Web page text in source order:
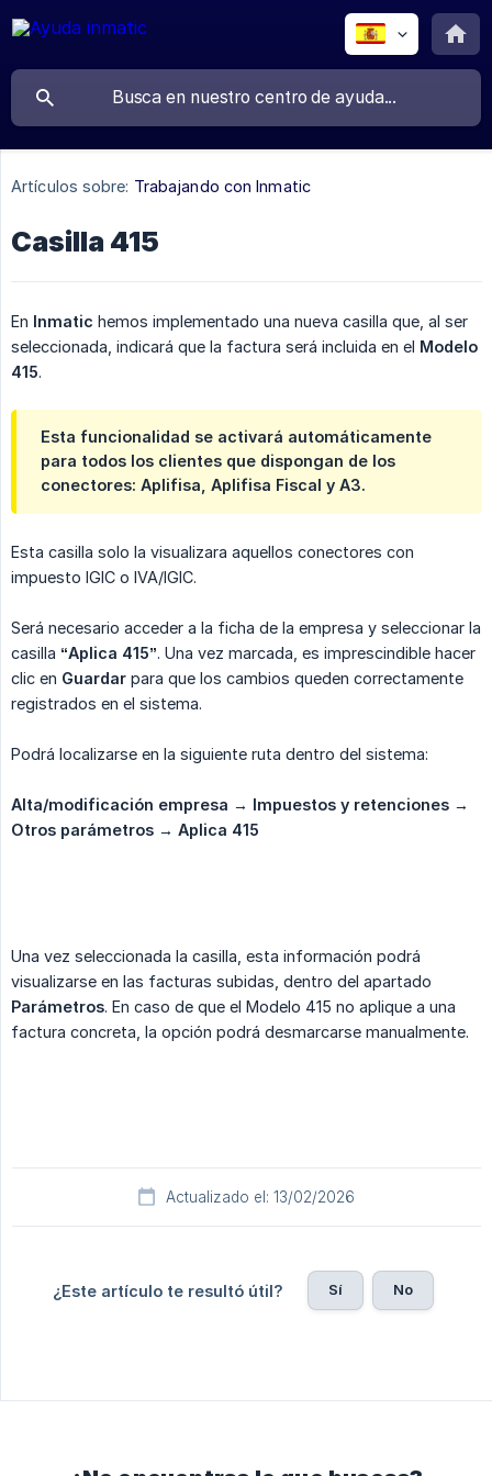
Artículos sobre: Trabajando con Inmatic
Casilla 415
En Inmatic hemos implementado una nueva casilla que, al ser
seleccionada, indicará que la factura será incluida en el Modelo
415.
Esta funcionalidad se activará automáticamente
para todos los clientes que dispongan de los
conectores: Aplifisa, Aplifisa Fiscal y A3.
Esta casilla solo la visualizara aquellos conectores con
impuesto IGIC o IVA/IGIC.
Será necesario acceder a la ficha de la empresa y seleccionar la
casilla “Aplica 415”. Una vez marcada, es imprescindible hacer
clic en Guardar para que los cambios queden correctamente
registrados en el sistema.
Podrá localizarse en la siguiente ruta dentro del sistema:
Alta/modificación empresa → Impuestos y retenciones →
Otros parámetros → Aplica 415
Una vez seleccionada la casilla, esta información podrá
visualizarse en las facturas subidas, dentro del apartado
Parámetros. En caso de que el Modelo 415 no aplique a una
factura concreta, la opción podrá desmarcarse manualmente.
Actualizado el: 13/02/2026
¿Este artículo te resultó útil? Sí No